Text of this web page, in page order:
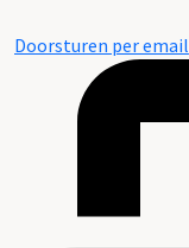
Doorsturen per email